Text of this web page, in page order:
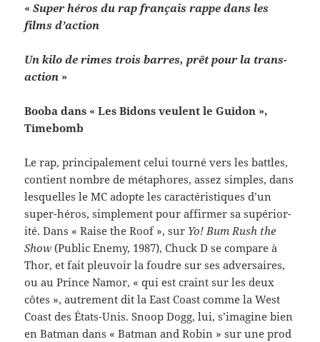
«Super héros du rap français rappe dans les
films d’action
Un kilo de rimes trois bar­res, prêt pour la trans­
ac­tion »
Booba dans « Les Bidons veu­lent le Guidon »,
Timebomb
Le rap, prin­ci­pale­ment celui tourné vers les bat­tles,
con­tient nom­bre de métaphores, assez sim­ples, dans
lesquelles le MC adopte les car­ac­téris­tiques d’un
super-​héros, sim­ple­ment pour affirmer sa supéri­or­
ité. Dans « Raise the Roof », sur Yo! Bum Rush the
Show (Pub­lic Enemy, 1987), Chuck D se com­pare à
Thor, et fait pleu­voir la foudre sur ses adver­saires,
ou au Prince Namor, « qui est craint sur les deux
côtes », autrement dit la East Coast comme la West
Coast des États-​Unis. Snoop Dogg, lui, s’imagine bien
en Bat­man dans « Bat­man and Robin » sur une prod